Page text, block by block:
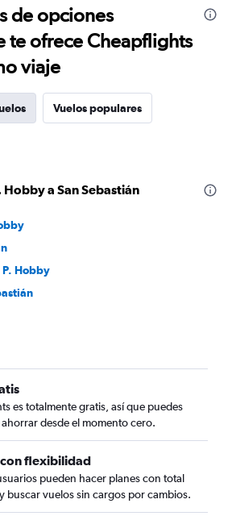
de opciones
te ofrece Cheapflights
viaje
Vuelos populares
Hobby a San Sebastián
Hobby
es totalmente gratis, así que puedes
ahorrar desde el momento cero.
con flexibilidad
pueden hacer planes con total
buscar vuelos sin cargos por cambios.